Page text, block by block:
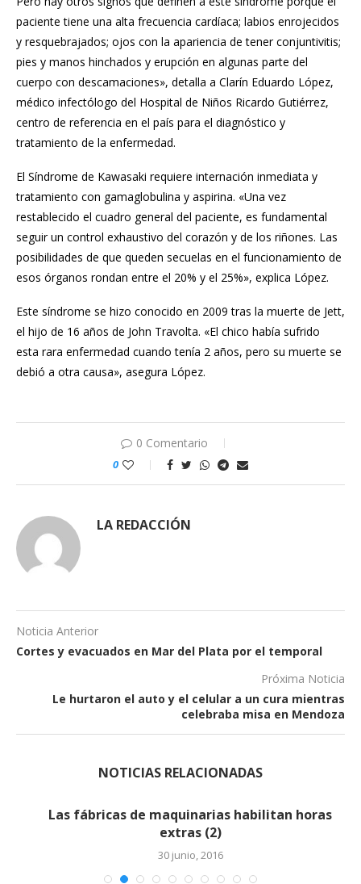
paciente tiene una alta frecuencia cardíaca; labios enrojecidos
y resquebrajados; ojos con la apariencia de tener conjuntivitis;
pies y manos hinchados y erupción en algunas parte del
cuerpo con descamaciones», detalla a Clarín Eduardo López,
médico infectólogo del Hospital de Niños Ricardo Gutiérrez,
centro de referencia en el país para el diagnóstico y
tratamiento de la enfermedad.
El Síndrome de Kawasaki requiere internación inmediata y
tratamiento con gamaglobulina y aspirina. «Una vez
restablecido el cuadro general del paciente, es fundamental
seguir un control exhaustivo del corazón y de los riñones. Las
posibilidades de que queden secuelas en el funcionamiento de
esos órganos rondan entre el 20% y el 25%», explica López.
Este síndrome se hizo conocido en 2009 tras la muerte de Jett,
el hijo de 16 años de John Travolta. «El chico había sufrido
esta rara enfermedad cuando tenía 2 años, pero su muerte se
debió a otra causa», asegura López.
0 Comentario
0
LA REDACCIÓN
Noticia Anterior
Cortes y evacuados en Mar del Plata por el temporal
Próxima Noticia
Le hurtaron el auto y el celular a un cura mientras
celebraba misa en Mendoza
NOTICIAS RELACIONADAS
Las fábricas de maquinarias habilitan horas
extras (2)
30 junio, 2016